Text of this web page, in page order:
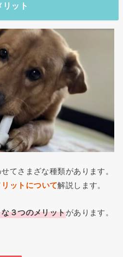
ット
てさまざな種類があります。
ットについて解説します。
３つのメリットがあります。